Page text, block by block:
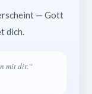
— Gott
dich.
mit dir.“